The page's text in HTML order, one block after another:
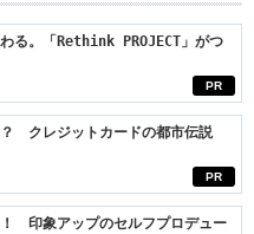
PR
る。「Rethink PROJECT」がつ
PR
クレジットカードの都市伝説
印象アップのセルフプロデュー